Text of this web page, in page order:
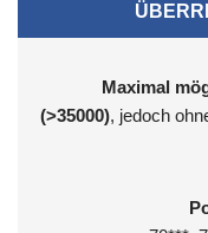
Maximal
(>35000), jedoch